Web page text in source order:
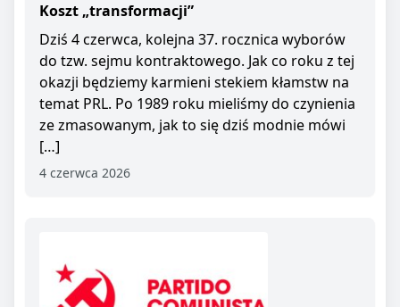
Koszt „transformacji”
Dziś 4 czerwca, kolejna 37. rocznica wyborów
do tzw. sejmu kontraktowego. Jak co roku z tej
okazji będziemy karmieni stekiem kłamstw na
temat PRL. Po 1989 roku mieliśmy do czynienia
ze zmasowanym, jak to się dziś modnie mówi
[…]
4 czerwca 2026